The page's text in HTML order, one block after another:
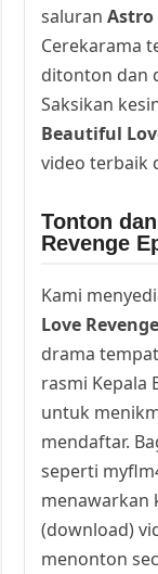
saluranAstro
Cerekarama
ditonton dan
Saksikan
Beautiful
video terbaik
Tonton
Revenge
Kami
Love Revenge
drama
rasmi Kepala
untuk
mendaftar.
seperti
menawarkan
(download)
menonton